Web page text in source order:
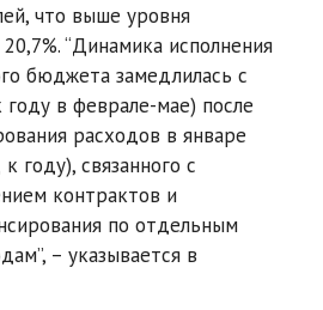
что выше уровня
“Динамика исполнения
бюджета замедлилась с
в феврале-мае) после
расходов в январе
году), связанного с
контрактов и
по отдельным
– указывается в